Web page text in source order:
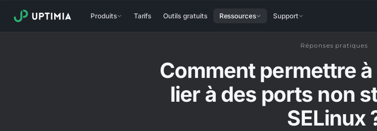
Produits Tarifs Outils gratuits Ressources Support
Réponses pratiques
Comment permettre
lier à des ports non
SELinux